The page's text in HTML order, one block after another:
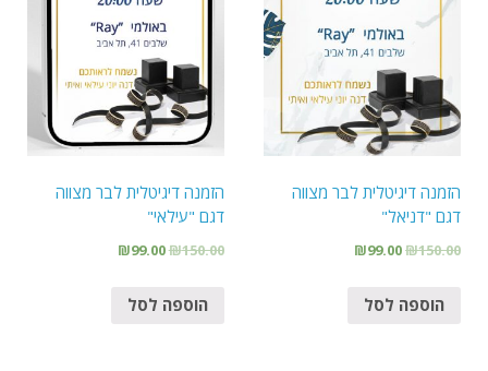
הזמנה דיגיטלית לבר מצווה
דגם "דניאל"
₪150.00
₪99.00
הוספה לסל
הזמנה דיגיטלית לבר מצווה
דגם "עילאי"
₪150.00
₪99.00
הוספה לסל